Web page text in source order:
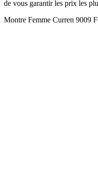
de vous garantir les prix les
Montre Femme Curren 9009